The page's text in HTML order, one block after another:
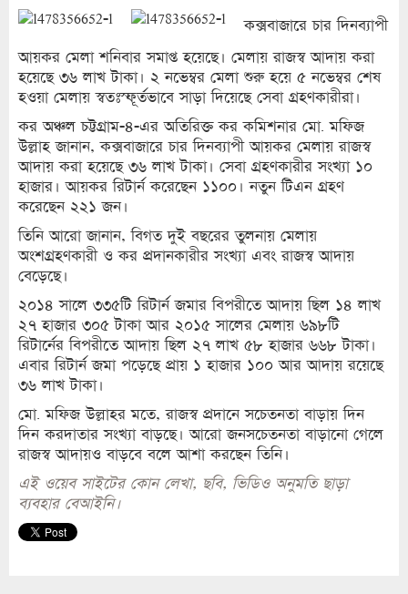
কক্সবাজারে চার দিনব্যাপী
আয়কর মেলা শনিবার সমাপ্ত হয়েছে। মেলায় রাজস্ব আদায় করা
হয়েছে ৩৬ লাখ টাকা। ২ নভেম্বর মেলা শুরু হয়ে ৫ নভেম্বর শেষ
হওয়া মেলায় স্বতঃস্ফূর্তভাবে সাড়া দিয়েছে সেবা গ্রহণকারীরা।
কর অঞ্চল চট্টগ্রাম-৪-এর অতিরিক্ত কর কমিশনার মো. মফিজ
উল্লাহ জানান, কক্সবাজারে চার দিনব্যাপী আয়কর মেলায় রাজস্ব
আদায় করা হয়েছে ৩৬ লাখ টাকা। সেবা গ্রহণকারীর সংখ্যা ১০
হাজার। আয়কর রিটার্ন করেছেন ১১০০। নতুন টিএন গ্রহণ
করেছেন ২২১ জন।
তিনি আরো জানান, বিগত দুই বছরের তুলনায় মেলায়
অংশগ্রহণকারী ও কর প্রদানকারীর সংখ্যা এবং রাজস্ব আদায়
বেড়েছে।
২০১৪ সালে ৩৩৫টি রিটার্ন জমার বিপরীতে আদায় ছিল ১৪ লাখ
২৭ হাজার ৩০৫ টাকা আর ২০১৫ সালের মেলায় ৬৯৮টি
রিটার্নের বিপরীতে আদায় ছিল ২৭ লাখ ৫৮ হাজার ৬৬৮ টাকা।
এবার রিটার্ন জমা পড়েছে প্রায় ১ হাজার ১০০ আর আদায় রয়েছে
৩৬ লাখ টাকা।
মো. মফিজ উল্লাহর মতে, রাজস্ব প্রদানে সচেতনতা বাড়ায় দিন
দিন করদাতার সংখ্যা বাড়ছে। আরো জনসচেতনতা বাড়ানো গেলে
রাজস্ব আদায়ও বাড়বে বলে আশা করছেন তিনি।
এই ওয়েব সাইটের কোন লেখা, ছবি, ভিডিও অনুমতি ছাড়া
ব্যবহার বেআইনি।